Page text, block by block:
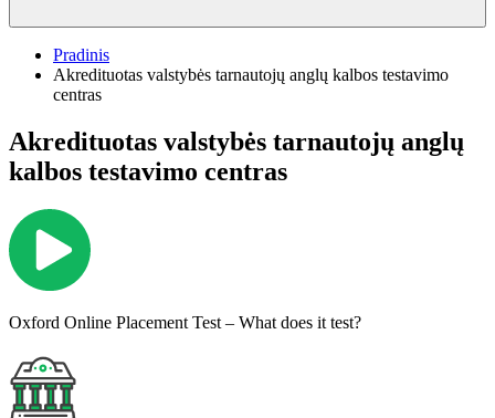
Pradinis
Akredituotas valstybės tarnautojų anglų kalbos testavimo
centras
Akredituotas valstybės tarnautojų anglų
kalbos testavimo centras
Oxford Online Placement Test – What does it test?